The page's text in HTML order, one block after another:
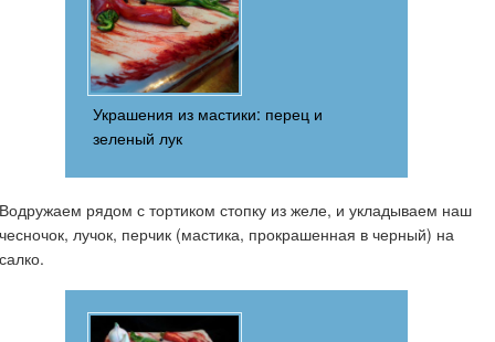
Украшения из мастики: перец и
зеленый лук
Водружаем рядом с тортиком стопку из желе, и укладываем наш
чесночок, лучок, перчик (мастика, прокрашенная в черный) на
салко.